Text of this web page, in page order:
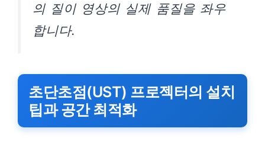
의 질이 영상의 실제 품질을 좌우
합니다.
초단초점(UST) 프로젝터의 설치
팁과 공간 최적화